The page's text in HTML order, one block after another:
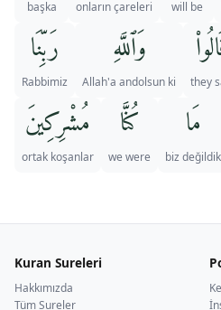
will be
onların çareleri
başka
they
وَٱللَّهِ
Allah'a andolsun ki
رَبِّنَا
Rabbimiz
مَا
biz değildik
كُنَّا
we were
مُشْرِكِينَ
ortak koşanlar
Kuran Sureleri
Hakkımızda
Tüm Sureler